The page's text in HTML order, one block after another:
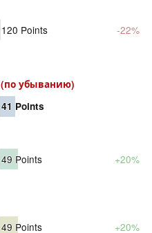
120 Points -22%
(по убыванию)
41 Points
49 Points +20%
49 Points +20%